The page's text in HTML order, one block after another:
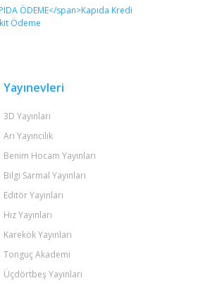
Yayınevleri
3D Yayınları
Arı Yayıncılık
Benim Hocam Yayınları
Bilgi Sarmal Yayınları
Editör Yayınları
Hız Yayınları
Karekök Yayınları
Tonguç Akademi
Üçdörtbeş Yayınları